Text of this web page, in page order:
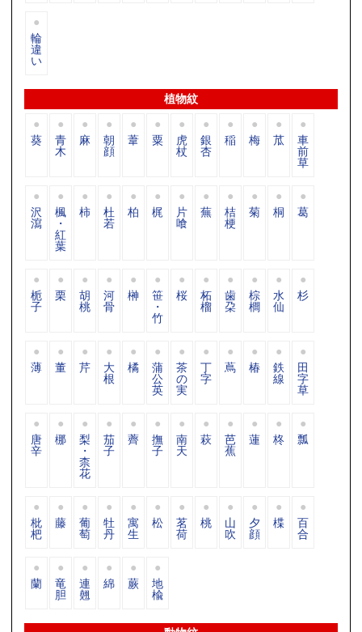
輪
違
い
植物紋
葵 青
木
麻 朝
顔
葦 粟 虎
杖
銀
杏
稲 梅 苽 車
前
草
沢
瀉
楓
・
紅
葉
柿 杜
若
柏 梶 片
喰
蕪 桔
梗
菊 桐 葛
栀
子
栗 胡
桃
河
骨
榊 笹
・
竹
桜 柘
榴
歯
朶
棕
櫚
水
仙
杉
薄 董 芹 大
根
橘 蒲
公
英
茶
の
実
丁
字
蔦 椿 鉄
線
田
字
草
唐
辛
梛 梨
・
柰
花
茄
子
薺 撫
子
南
天
萩 芭
蕉
蓮 柊 瓢
枇
杷
藤 葡
萄
牡
丹
寓
生
松 茗
荷
桃 山
吹
夕
顔
楪 百
合
蘭 竜
胆
連
翹
綿 蕨 地
楡